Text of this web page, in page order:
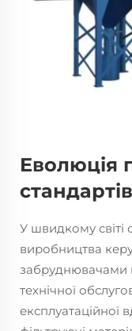
Еволюція
У швидкому світі
виробництва
забруднювачами
технічної
експлуатаційної